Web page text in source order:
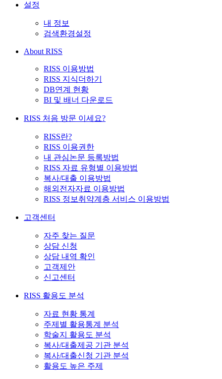
설정
내 정보
검색환경설정
About RISS
RISS 이용방법
RISS 지식더하기
DB연계 현황
BI 및 배너 다운로드
RISS 처음 방문 이세요?
RISS란?
RISS 이용권한
내 관심논문 등록방법
RISS 자료 유형별 이용방법
복사/대출 이용방법
해외전자자료 이용방법
RISS 정보취약계층 서비스 이용방법
고객센터
자주 찾는 질문
상담 신청
상담 내역 확인
고객제안
신고센터
RISS 활용도 분석
자료 현황 통계
주제별 활용통계 분석
학술지 활용도 분석
복사/대출제공 기관 분석
복사/대출신청 기관 분석
활용도 높은 주제